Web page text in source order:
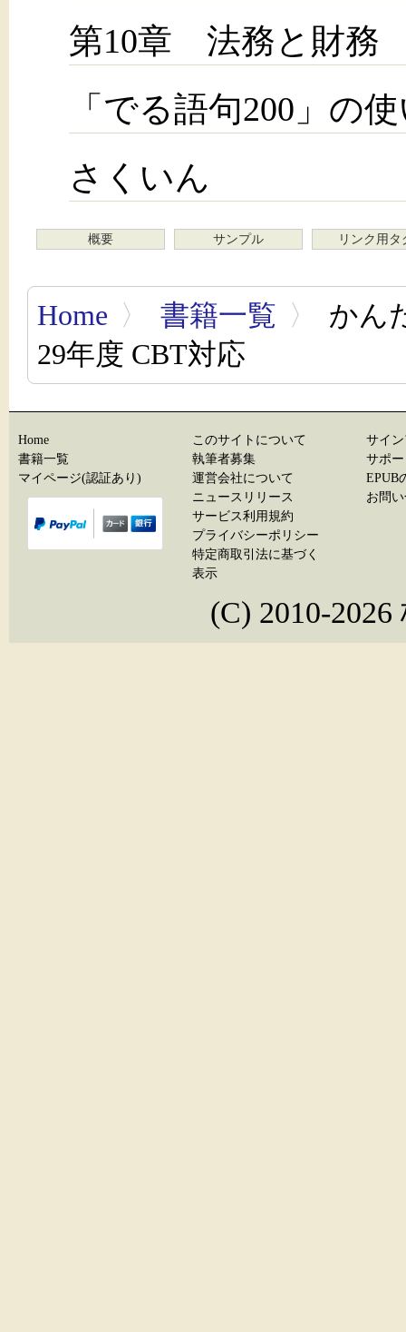
第10章 法務と財務
「でる語句200」の
さくいん
概要 サンプル リンク用タ
Home 〉 書籍一覧 〉
かん
29年度 CBT対応
Home
書籍一覧
マイページ(認証あり)
このサイトについて
執筆者募集
運営会社について
ニュースリリース
サービス利用規約
プライバシーポリシー
特定商取引法に基づく
表示
サイ
サポ
EPUB
お問
(C) 2010-